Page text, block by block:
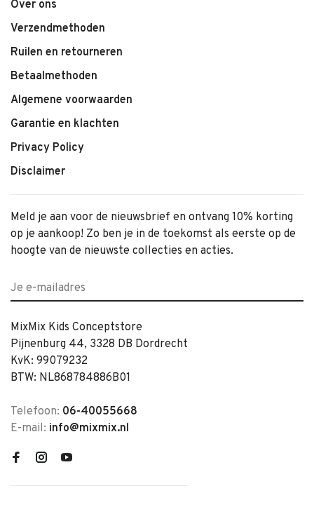
• Makkelijk te combineren
Over ons
Verzendmethoden
Ruilen en retourneren
Betaalmethoden
Algemene voorwaarden
Garantie en klachten
Privacy Policy
Disclaimer
Meld je aan voor de nieuwsbrief en ontvang 10% korting
op je aankoop! Zo ben je in de toekomst als eerste op de
hoogte van de nieuwste collecties en acties.
MixMix Kids Conceptstore
Pijnenburg 44, 3328 DB Dordrecht
KvK: 99079232
BTW: NL868784886B01
Telefoon: 06-40055668
E-mail: info@mixmix.nl